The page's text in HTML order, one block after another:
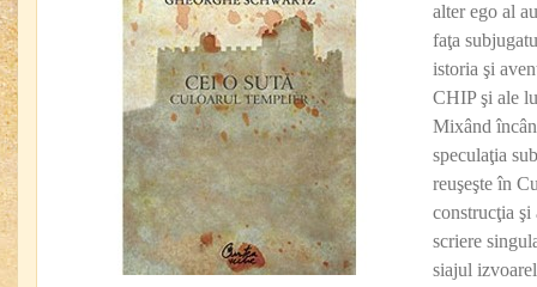
alter ego al
faţa
istoria şi
CHIP şi ale
Mixând
speculaţia
reuşeşte în
construcţia
scriere
siajul